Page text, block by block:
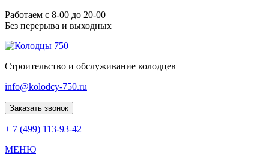
Работаем с 8-00 до 20-00
Без перерыва и выходных
Строительство и обслуживание колодцев
info@kolodcy-750.ru
Заказать звонок
+ 7 (499) 113-93-42
МЕНЮ